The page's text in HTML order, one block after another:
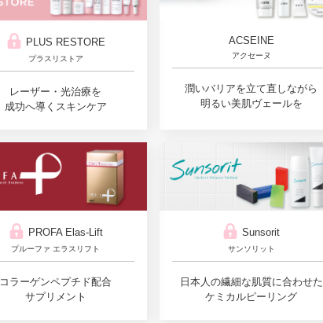
PLUS RESTORE
プラスリストア
レーザー・光治療を
成功へ導くスキンケア
ACSEINE
アクセーヌ
潤いバリアを立て直しながら
明るい美肌ヴェールを
PROFA Elas-Lift
プルーファ エラスリフト
コラーゲンペプチド配合
サプリメント
Sunsorit
サンソリット
日本人の繊細な肌質に合わせた
ケミカルピーリング